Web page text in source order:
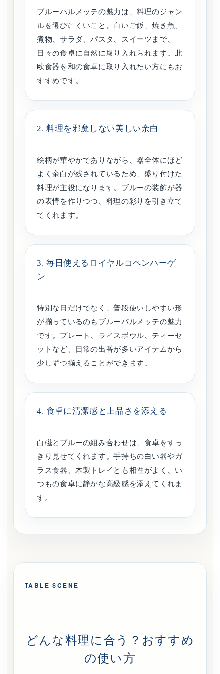
ブルーパルメッテの魅力は、料理のジャン
ルを選びにくいこと。白いご飯、焼き魚、
煮物、サラダ、パスタ、スイーツまで、
日々の食卓に自然に取り入れられます。北
欧食器を和の食卓に取り入れたい方にもお
すすめです。
2. 料理を邪魔しない美しい余白
絵柄が華やかでありながら、器全体にほど
よく余白が残されているため、盛り付けた
料理が主役になります。ブルーの装飾が器
の表情を作りつつ、料理の彩りを引き立て
てくれます。
3. 毎日使えるロイヤルコペンハーゲ
ン
特別な日だけでなく、普段使いしやすい形
が揃っているのもブルーパルメッテの魅力
です。プレート、ライスボウル、ティーセ
ットなど、日常の出番が多いアイテムから
少しずつ揃えることができます。
4. 食卓に清潔感と上品さを添える
白磁とブルーの組み合わせは、食卓をすっ
きり見せてくれます。手持ちの白い器やガ
ラス食器、木製トレイとも相性がよく、い
つもの食卓に静かな高級感を添えてくれま
す。
TABLE SCENE
どんな料理に合う？おすすめ
の使い方